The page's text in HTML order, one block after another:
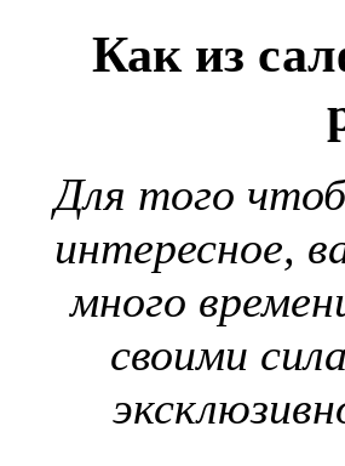
Как из
Для того
интересное,
много
своими